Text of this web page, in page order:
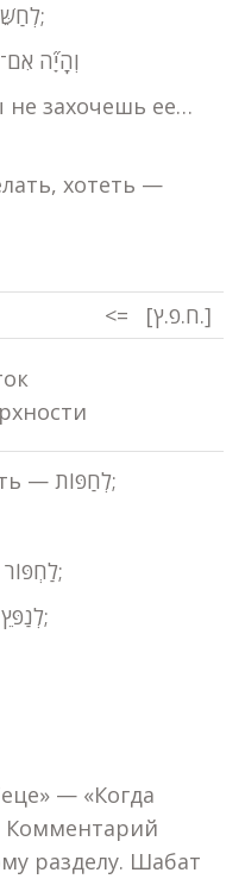
скреплять, сжимать — לְחַשֵּׁק;
וְהָיָ֞ה
не захочешь ее…
<=
[ח.פ.ץ.]
класть плитку, покрывать — לְחַפּוֹת;
копать (поверхность) — לַחְפּוֹר;
разбивать вдребезги — לְנַפֵּץ;
— «Когда
Комментарий
разделу. Шабат